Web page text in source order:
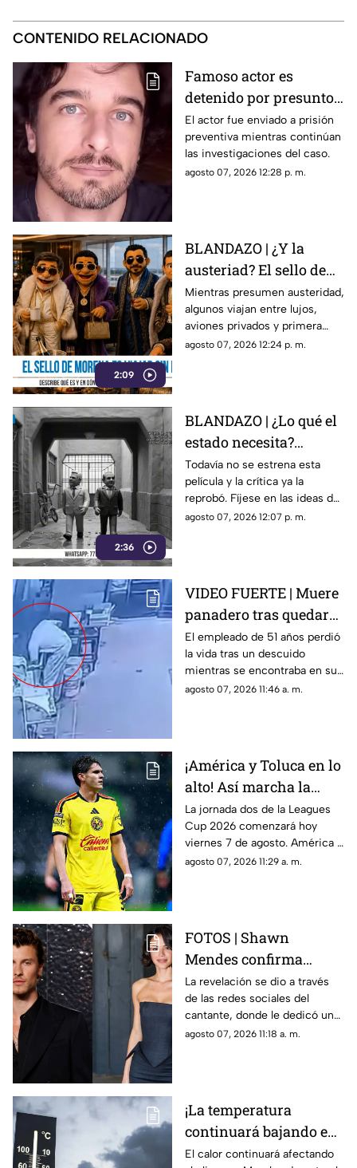
CONTENIDO RELACIONADO
Famoso actor es
detenido por presunto
abuso de un niño;
aseguró que lo
confundió con su novia
El actor fue enviado a prisión
preventiva mientras continúan
las investigaciones del caso.
agosto 07, 2026 12:28 p. m.
2:09
BLANDAZO | ¿Y la
austeriad? El sello de
Morena es viajar sin
pena
Mientras presumen austeridad,
algunos viajan entre lujos,
aviones privados y primera
clase. Al parecer ya se abrieron
agosto 07, 2026 12:24 p. m.
2:36
BLANDAZO | ¿Lo qué el
estado necesita?
Gobierno de Morelos
anuncia fideicomiso
cinematográfico
Todavía no se estrena esta
película y la crítica ya la
reprobó. Fíjese en las ideas de
Margarita González Saravia
agosto 07, 2026 12:07 p. m.
VIDEO FUERTE | Muere
panadero tras quedar
atrapado en una
mezcladora industrial
El empleado de 51 años perdió
la vida tras un descuido
mientras se encontraba en su
jornada laboral.
agosto 07, 2026 11:46 a. m.
¡América y Toluca en lo
alto! Así marcha la
tabla de posiciones de
la Leagues Cup 2026
previo a la jornada 2
La jornada dos de la Leagues
Cup 2026 comenzará hoy
viernes 7 de agosto. América y
Toluca se perfilan como los
agosto 07, 2026 11:29 a. m.
FOTOS | Shawn
Mendes confirma
relación con actriz
latina; así compartió la
noticia
La revelación se dio a través
de las redes sociales del
cantante, donde le dedicó un
emotivo mensaje.
agosto 07, 2026 11:18 a. m.
¡La temperatura
continuará bajando en
Morelos! Estos son los
El calor continuará afectando